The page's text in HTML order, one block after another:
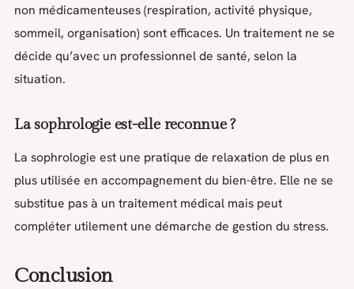
non médicamenteuses (respiration, activité physique,
sommeil, organisation) sont efficaces. Un traitement ne se
décide qu’avec un professionnel de santé, selon la
situation.
La sophrologie est-elle reconnue ?
La sophrologie est une pratique de relaxation de plus en
plus utilisée en accompagnement du bien-être. Elle ne se
substitue pas à un traitement médical mais peut
compléter utilement une démarche de gestion du stress.
Conclusion